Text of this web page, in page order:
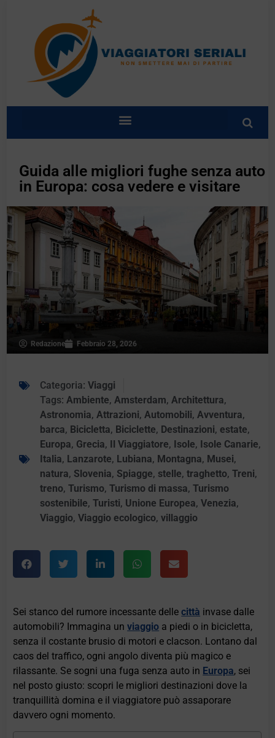
Guida alle migliori fughe senza auto
in Europa: cosa vedere e visitare
Redazione Febbraio 28, 2026
Categoria: Viaggi
Tags: Ambiente, Amsterdam, Architettura,
Astronomia, Attrazioni, Automobili, Avventura,
barca, Bicicletta, Biciclette, Destinazioni, estate,
Europa, Grecia, Il Viaggiatore, Isole, Isole Canarie,
Italia, Lanzarote, Lubiana, Montagna, Musei,
natura, Slovenia, Spiagge, stelle,traghetto,Treni,
treno,Turismo,Turismo di massa,Turismo
sostenibile,Turisti, Unione Europea,Venezia,
Viaggio,Viaggio ecologico,villaggio
Sei stanco del rumore incessante dellecittà invase dalle
automobili? Immagina unviaggio a piedi o in bicicletta,
senza il costante brusio di motori e clacson. Lontano dal
caos del traffico, ogni angolo diventa più magico e
rilassante. Se sogni una fuga senza auto in Europa, sei
nel posto giusto: scopri le migliori destinazioni dove la
tranquillità domina e il viaggiatore può assaporare
davvero ogni momento.